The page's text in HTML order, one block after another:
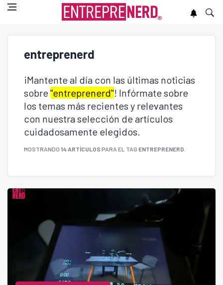
entreprenerd
¡Mantente al día con las últimas noticias
sobre "entreprenerd"! Infórmate sobre
los temas más recientes y relevantes
con nuestra selección de artículos
cuidadosamente elegidos.
MOSTRANDO 14 ARTÍCULOS PARA EL TAG ENTREPRENERD